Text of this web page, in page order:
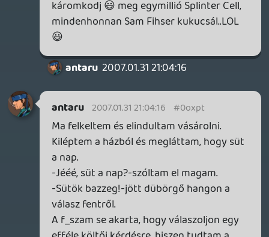
OFF:
Erről az egészről eszembe jutott egy vicc
is, amit talán még Ghz mesélt egyszer.
Nem pont így volt, de a lényeg át fog jönni:
Megy az öreg székely a szekéren, de az azt
húzó ló egyszer csak megáll.
Az öreg megkérdezi:
-Miért álltál meg ló?
-Miért-miért, hát mert elfáradtam.-
válaszol unottan az állat.
Az öreg meglepetésében majd leugrik a
szekérről.
-Te tudsz beszélni?! Ezt nem gondoltam
volna!-mondta az öreg.
-Hát én sem..-mondta a szekér. :D:D:D
oni 2007.01.31 18:33:02